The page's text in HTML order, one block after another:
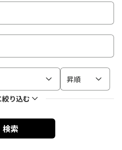
昇順
絞り込む
検索